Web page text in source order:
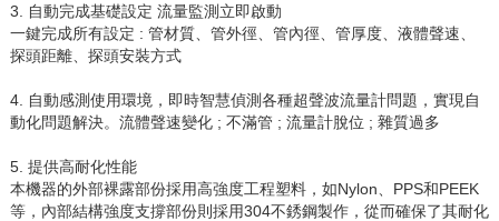
3. 自動完成基礎設定 流量監測立即啟動
一鍵完成所有設定 : 管材質、管外徑、管內徑、管厚度、液體聲速、
探頭距離、探頭安裝方式
4. 自動感測使用環境，即時智慧偵測各種超聲波流量計問題，實現自
動化問題解決。流體聲速變化 ; 不滿管 ; 流量計脫位 ; 雜質過多
5. 提供高耐化性能
本機器的外部裸露部份採用高強度工程塑料，如Nylon、PPS和PEEK
等，內部結構強度支撐部份則採用304不銹鋼製作，從而確保了其耐化